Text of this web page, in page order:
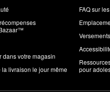
dans votre magasin
la livraison le jour même
FAQ sur
pour